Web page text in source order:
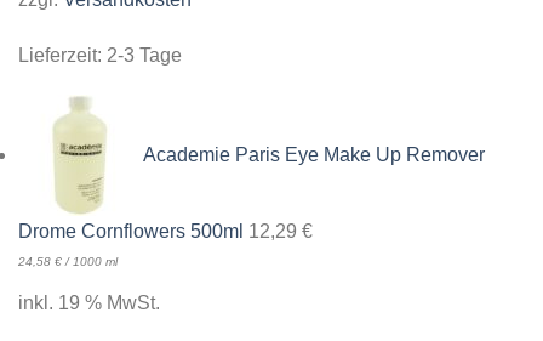
Lieferzeit: 2-3 Tage
Academie Paris Eye Make Up Remover
Drome Cornflowers 500ml 12,29 €
24,58 €/1000 ml
inkl. 19 % MwSt.